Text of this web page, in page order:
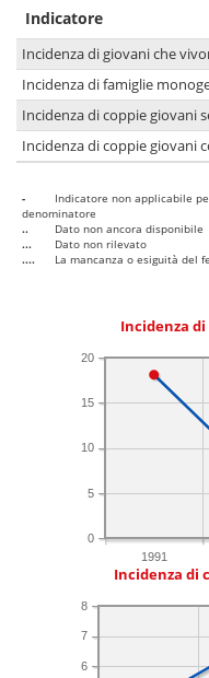
Indicatore
Incidenza di giovani che
Incidenza di famiglie
Incidenza di coppie giovani
Incidenza di coppie giovani
-
Indicatore non applicabile
denominatore
..
Dato non ancora disponibile
...
Dato non rilevato
....
La mancanza o esiguità del
Incidenza
1991
0
5
10
15
20
Incidenza di
6
7
8